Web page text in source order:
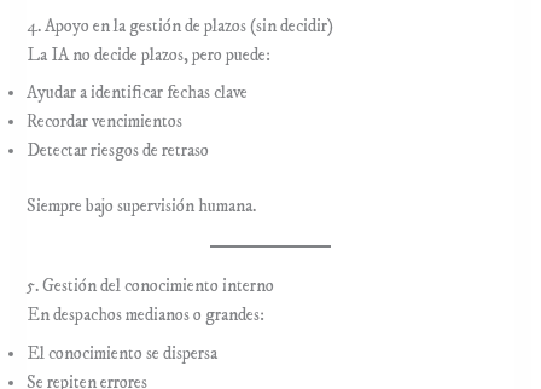
4. Apoyo en la gestión de plazos (sin decidir)
La IA no decide plazos, pero puede:
Ayudar a identificar fechas clave
Recordar vencimientos
Detectar riesgos de retraso
Siempre bajo supervisión humana.
5. Gestión del conocimiento interno
En despachos medianos o grandes:
El conocimiento se dispersa
Se repiten errores